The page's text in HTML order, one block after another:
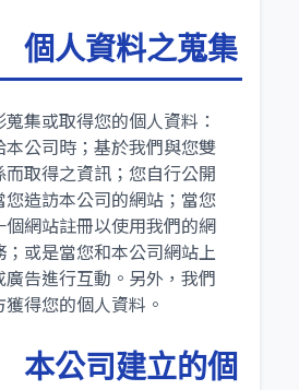
人資料之蒐集
集或取得您的個人資料：
本公司時；基於我們與您雙
取得之資訊；您自行公開
您造訪本公司的網站；當您
個網站註冊以使用我們的網
或是當您和本公司網站上
告進行互動。另外，我們
得您的個人資料。
公司建立的個